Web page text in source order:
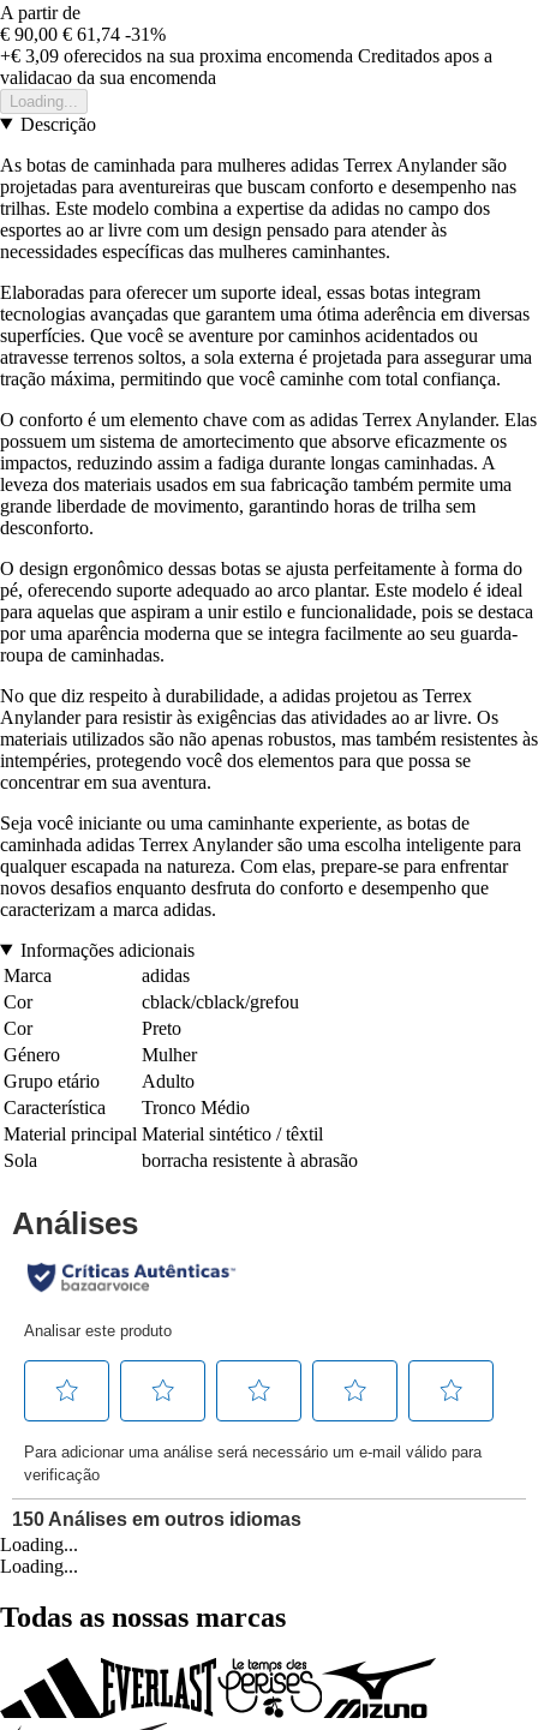
A partir de
€ 90,00 € 61,74 -31%
+€ 3,09 oferecidos na sua proxima encomenda Creditados apos a
validacao da sua encomenda
Loading...
Descrição
As botas de caminhada para mulheres adidas Terrex Anylander são
projetadas para aventureiras que buscam conforto e desempenho nas
trilhas. Este modelo combina a expertise da adidas no campo dos
esportes ao ar livre com um design pensado para atender às
necessidades específicas das mulheres caminhantes.
Elaboradas para oferecer um suporte ideal, essas botas integram
tecnologias avançadas que garantem uma ótima aderência em diversas
superfícies. Que você se aventure por caminhos acidentados ou
atravesse terrenos soltos, a sola externa é projetada para assegurar uma
tração máxima, permitindo que você caminhe com total confiança.
O conforto é um elemento chave com as adidas Terrex Anylander. Elas
possuem um sistema de amortecimento que absorve eficazmente os
impactos, reduzindo assim a fadiga durante longas caminhadas. A
leveza dos materiais usados em sua fabricação também permite uma
grande liberdade de movimento, garantindo horas de trilha sem
desconforto.
O design ergonômico dessas botas se ajusta perfeitamente à forma do
pé, oferecendo suporte adequado ao arco plantar. Este modelo é ideal
para aquelas que aspiram a unir estilo e funcionalidade, pois se destaca
por uma aparência moderna que se integra facilmente ao seu guarda-
roupa de caminhadas.
No que diz respeito à durabilidade, a adidas projetou as Terrex
Anylander para resistir às exigências das atividades ao ar livre. Os
materiais utilizados são não apenas robustos, mas também resistentes às
intempéries, protegendo você dos elementos para que possa se
concentrar em sua aventura.
Seja você iniciante ou uma caminhante experiente, as botas de
caminhada adidas Terrex Anylander são uma escolha inteligente para
qualquer escapada na natureza. Com elas, prepare-se para enfrentar
novos desafios enquanto desfruta do conforto e desempenho que
caracterizam a marca adidas.
Informações adicionais
Marca
adidas
Cor
cblack/cblack/grefou
Cor
Preto
Género
Mulher
Grupo etário
Adulto
Característica
Tronco Médio
Material principal Material sintético / têxtil
Sola
borracha resistente à abrasão
Loading...
Loading...
Todas as nossas marcas